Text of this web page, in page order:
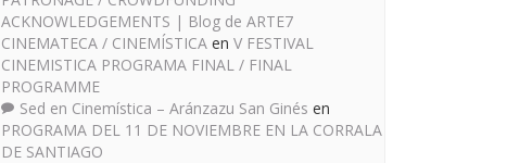
ACKNOWLEDGEMENTS | Blog de ARTE7
CINEMATECA / CINEMÍSTICA en V FESTIVAL
CINEMISTICA PROGRAMA FINAL / FINAL
PROGRAMME
Sed en Cinemística – Aránzazu San Ginés en
PROGRAMA DEL 11 DE NOVIEMBRE EN LA CORRALA
DE SANTIAGO